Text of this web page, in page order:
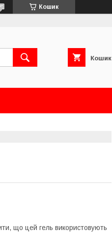
Кошик
Кошик
що цей гель використовують